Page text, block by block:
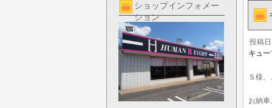
ショップインフォメー
ション
投稿日
キュ
Ｓ様
お納